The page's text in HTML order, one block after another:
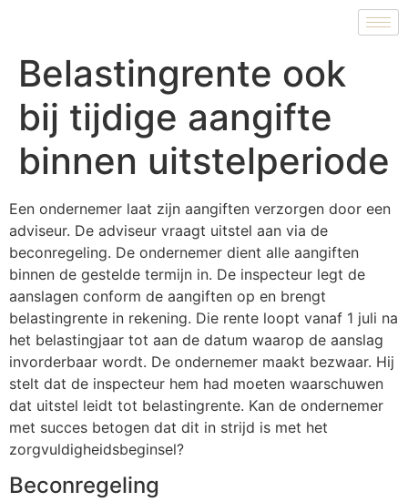
Belastingrente ook
bij tijdige aangifte
binnen uitstelperiode
Een ondernemer laat zijn aangiften verzorgen door een
adviseur. De adviseur vraagt uitstel aan via de
beconregeling. De ondernemer dient alle aangiften
binnen de gestelde termijn in. De inspecteur legt de
aanslagen conform de aangiften op en brengt
belastingrente in rekening. Die rente loopt vanaf 1 juli na
het belastingjaar tot aan de datum waarop de aanslag
invorderbaar wordt. De ondernemer maakt bezwaar. Hij
stelt dat de inspecteur hem had moeten waarschuwen
dat uitstel leidt tot belastingrente. Kan de ondernemer
met succes betogen dat dit in strijd is met het
zorgvuldigheidsbeginsel?
Beconregeling